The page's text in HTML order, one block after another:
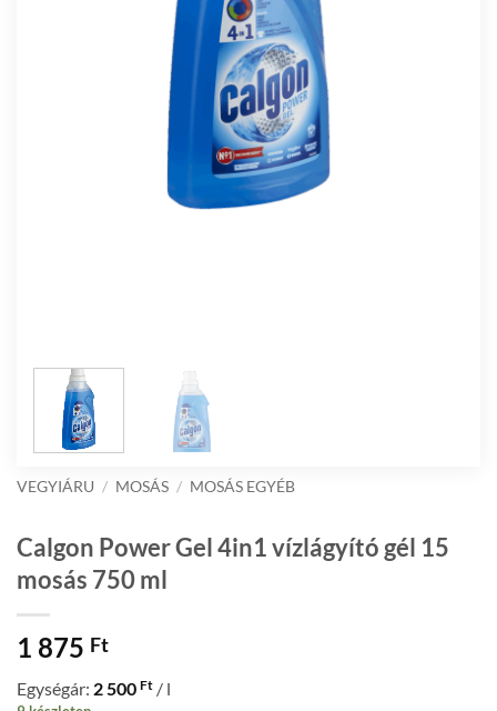
VEGYIÁRU / MOSÁS / MOSÁS EGYÉB
Calgon Power Gel 4in1 vízlágyító gél 15
mosás 750 ml
1 875 Ft
Egységár: 2 500 Ft / l